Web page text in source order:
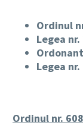
Ordinul
Legea
Legea
Ordinul nr.